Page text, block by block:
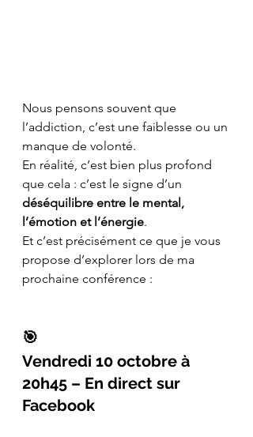
Nous pensons souvent que
l’addiction, c’est une faiblesse ou un
manque de volonté.
En réalité, c’est bien plus profond
que cela : c’est le signe d’un
déséquilibre entre le mental,
l’émotion et l’énergie.
Et c’est précisément ce que je vous
propose d’explorer lors de ma
prochaine conférence :
🎯
Vendredi 10 octobre à
20h45 – En direct sur
Facebook